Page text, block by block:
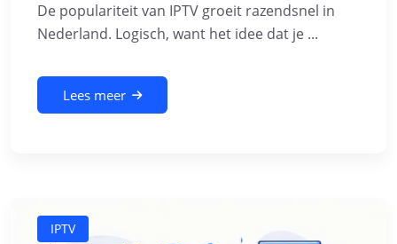
De populariteit van IPTV groeit razendsnel in
Nederland. Logisch, want het idee dat je ...
Lees meer
IPTV